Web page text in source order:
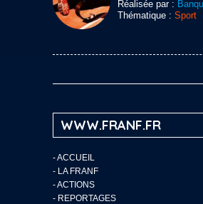
Réalisée par :
Thématique : Sport
WWW.FRANF.FR
-ACCUEIL
- LA FRANF
-ACTIONS
- REPORTAGES